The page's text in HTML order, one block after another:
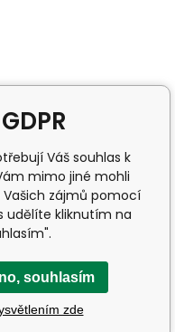
Váš souhlas k
mimo jiné mohli
zájmů pomocí
udělíte kliknutím na
souhlasím
zde